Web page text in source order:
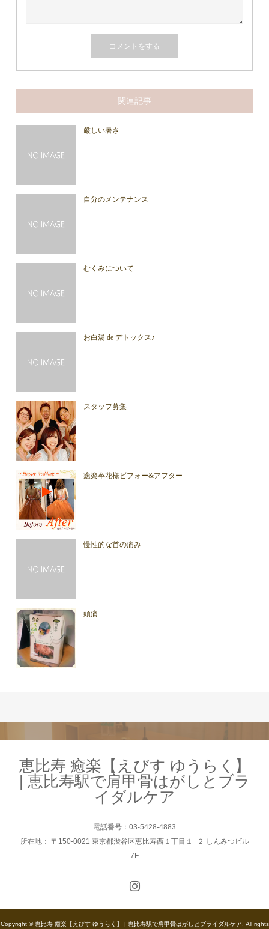
関連記事
厳しい暑さ
自分のメンテナンス
むくみについて
お白湯 de デトックス♪
スタッフ募集
癒楽卒花様ビフォー&アフター
慢性的な首の痛み
頭痛
恵比寿 癒楽【えびす ゆうらく】
| 恵比寿駅で肩甲骨はがしとブラ
イダルケア
電話番号：03-5428-4883
所在地： 〒150-0021 東京都渋谷区恵比寿西１丁目１−２ しんみつビル
7F
Copyright © 恵比寿 癒楽【えびす ゆうらく】 | 恵比寿駅で肩甲骨はがしとブライダルケア. All rights